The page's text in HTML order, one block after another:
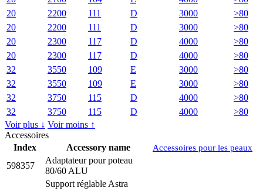
20
2200 111 D 3000
>80
20
2200 111 D 3000
>80
20
2300 117 D 4000
>80
20
2300 117 D 4000
>80
32
3550 109 E 3000
>80
32
3550 109 E 3000
>80
32
3750 115 D 4000
>80
32
3750 115 D 4000
>80
Voir plus ↓ Voir moins ↑
Accessoires
Accessoires pour les peaux
Index
Accessory name
598357
Adaptateur pour poteau
80/60 ALU
Support réglable Astra